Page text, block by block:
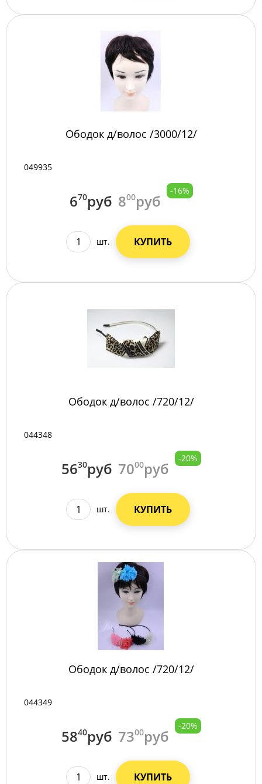
Ободок д/волос /3000/12/
049935
670руб 800руб
-16%
шт. КУПИТЬ
Ободок д/волос /720/12/
044348
5630руб 7000руб
-20%
шт. КУПИТЬ
Ободок д/волос /720/12/
044349
5840руб 7300руб
-20%
шт. КУПИТЬ